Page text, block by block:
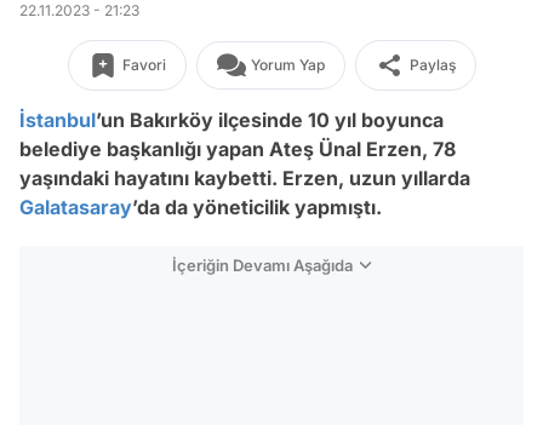
22.11.2023 - 21:23
Favori Yorum Yap Paylaş
İstanbul’un Bakırköy ilçesinde 10 yıl boyunca
belediye başkanlığı yapan Ateş Ünal Erzen, 78
yaşındaki hayatını kaybetti. Erzen, uzun yıllarda
Galatasaray’da da yöneticilik yapmıştı.
İçeriğin Devamı Aşağıda